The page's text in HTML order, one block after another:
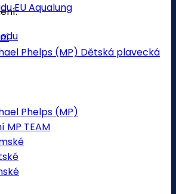
EU Aqualung
Phelps (MP) Dětská plavecká
Phelps (MP)
MP TEAM